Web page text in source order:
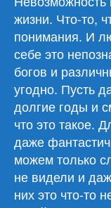
жизни. Что-то,
понимания. И
себе это
богов и
угодно. Пусть
долгие годы и
что это такое.
даже
можем только
не видели и
них это что-то